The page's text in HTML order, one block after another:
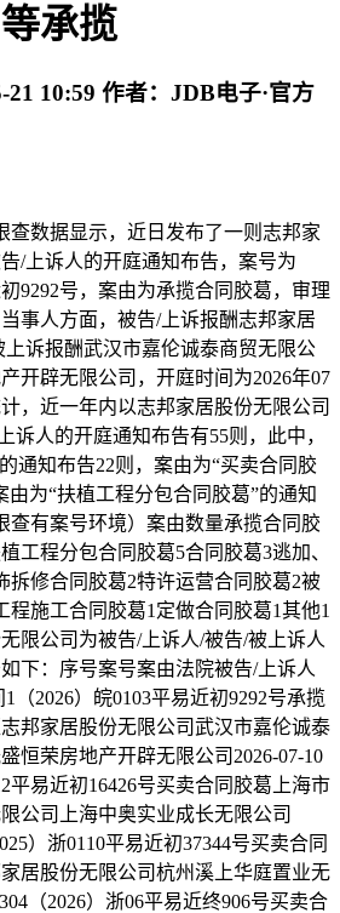
承揽
21 10:59 作者： JDB电子·官方
数据显示，近日发布了一则志邦家
/上诉人的开庭通知布告，案号为
初9292号，案由为承揽合同胶葛，审理
事人方面，被告/上诉报酬志邦家居
诉报酬武汉市嘉伦诚泰商贸无限公
开辟无限公司，开庭时间为2026年07
，近一年内以志邦家居股份无限公司
诉人的开庭通知布告有55则，此中，
通知布告22则，案由为“买卖合同胶
由为“扶植工程分包合同胶葛”的通知
查有案号环境）案由数量承揽合同胶
工程分包合同胶葛5合同胶葛3逃加、
拆修合同胶葛2特许运营合同胶葛2被
程施工合同胶葛1定做合同胶葛1其他1
限公司为被告/上诉人/被告/被上诉人
下：序号案号案由法院被告/上诉⼈
（2026）皖0103平易近初9292号承揽
邦家居股份无限公司武汉市嘉伦诚泰
恒荣房地产开辟无限公司2026-07-10
平易近初16426号买卖合同胶葛上海市
公司上海中奥实业成长无限公司
）浙0110平易近初37344号买卖合同
居股份无限公司杭州溪上华庭置业无
（2026）浙06平易近终906号买卖合